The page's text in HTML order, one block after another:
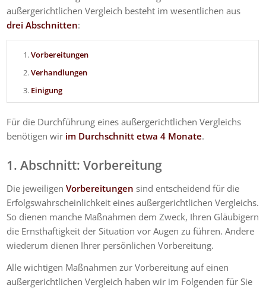
außergerichtlichen Vergleich besteht im wesentlichen aus
drei Abschnitten:
Vorbereitungen
Verhandlungen
Einigung
Für die Durchführung eines außergerichtlichen Vergleichs
benötigen wir im Durchschnitt etwa 4 Monate.
1. Abschnitt: Vorbereitung
Die jeweiligenVorbereitungen sind entscheidend für die
Erfolgswahrscheinlichkeit eines außergerichtlichen Vergleichs.
So dienen manche Maßnahmen dem Zweck, Ihren Gläubigern
die Ernsthaftigkeit der Situation vor Augen zu führen. Andere
wiederum dienen Ihrer persönlichen Vorbereitung.
Alle wichtigen Maßnahmen zur Vorbereitung auf einen
außergerichtlichen Vergleich haben wir im Folgenden für Sie